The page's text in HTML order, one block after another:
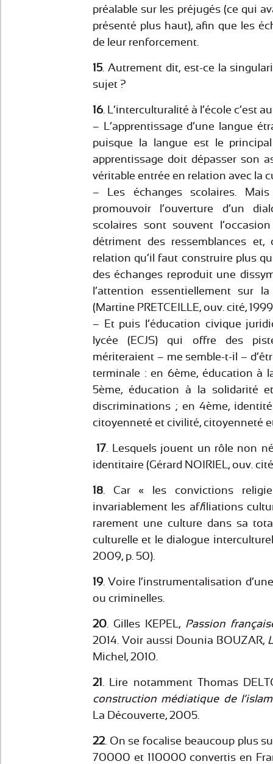
préalable sur les préjugés (ce qui
présenté plus haut), afin que les
de leur renforcement.
15. Autrement dit, est-ce la
sujet ?
16 . L’interculturalité à l’école c’est
– L’apprentissage d’une langue
puisque la langue est le
apprentissage doit dépasser son
véritable entrée en relation avec la
– Les échanges scolaires.
promouvoir l’ouverture d’un
scolaires sont souvent
détriment des ressemblances
relation qu’il faut construire plus
des échanges reproduit une
l’attention essentiellement sur
(Martine PRETCEILLE, ouv. cité,
– Et puis l’éducation civique
lycée (ECJS) qui offre des
mériteraient – me semble-t-il –
terminale : en 6ème, éducation à
5ème, éducation à la solidarité
discriminations ; en 4ème,
citoyenneté et civilité, citoyenneté
17 . Lesquels jouent un rôle non
identitaire (Gérard NOIRIEL, ouv.
18 . Car « les convictions
invariablement les affiliations
rarement une culture dans sa
culturelle et le dialogue
2009, p. 50).
19 . Voire l’instrumentalisation
ou criminelles.
20 . Gilles KEPEL, Passion
2014. Voir aussi Dounia BOUZAR,
Michel, 2010.
21
. Lire notamment Thomas
construction médiatique de
La Découverte, 2005.
22 . On se focalise beaucoup plus
70000 et 110000 convertis en